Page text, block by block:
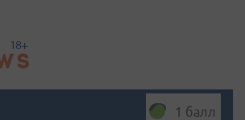
1 балл